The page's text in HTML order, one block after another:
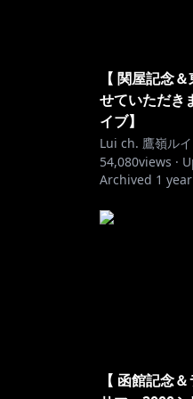
【 関屋記念
せていただき
イブ】
Lui ch. 鷹嶺ル
54,080views ·
Archived 1
【 函館記念